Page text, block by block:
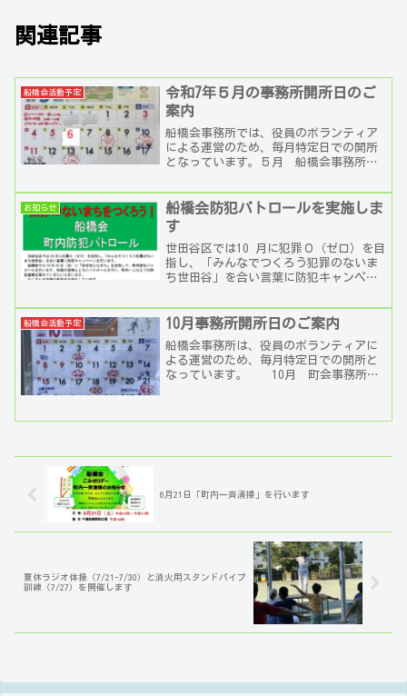
関連記事
船橋会活動予定
令和7年５月の事務所開所日のご
案内
船橋会事務所では、役員のボランティア
による運営のため、毎月特定日での開所
となっています。５月 船橋会事務所日
（木）、１０日（土）、１３日（火）、
２０日（火）、２２日（木...
お知らせ
船橋会防犯パトロールを実施しま
す
世田谷区では10 月に犯罪０（ゼロ）を目
指し、「みんなでつくろう犯罪のないま
ち世田谷」を合い言葉に防犯キャンペー
（日）に「安全安心なまち」を目指し
て、町内防犯...
船橋会活動予定 10月事務所開所日のご案内
船橋会事務所は、役員のボランティアに
よる運営のため、毎月特定日での開所と
なっています。 10月 町会事務所開
6月21日「町内一斉清掃」を行います
夏休ラジオ体操（7/21-7/30）と消火用スタンドパイプ
訓練（7/27）を開催します